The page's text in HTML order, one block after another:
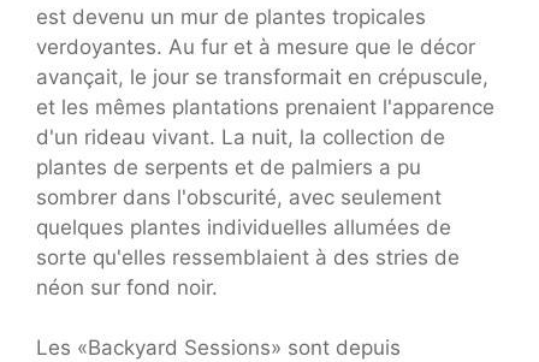
est devenu un mur de plantes tropicales
verdoyantes. Au fur et à mesure que le décor
avançait, le jour se transformait en crépuscule,
et les mêmes plantations prenaient l'apparence
d'un rideau vivant. La nuit, la collection de
plantes de serpents et de palmiers a pu
sombrer dans l'obscurité, avec seulement
quelques plantes individuelles allumées de
sorte qu'elles ressemblaient à des stries de
néon sur fond noir.
Les «Backyard Sessions» sont depuis